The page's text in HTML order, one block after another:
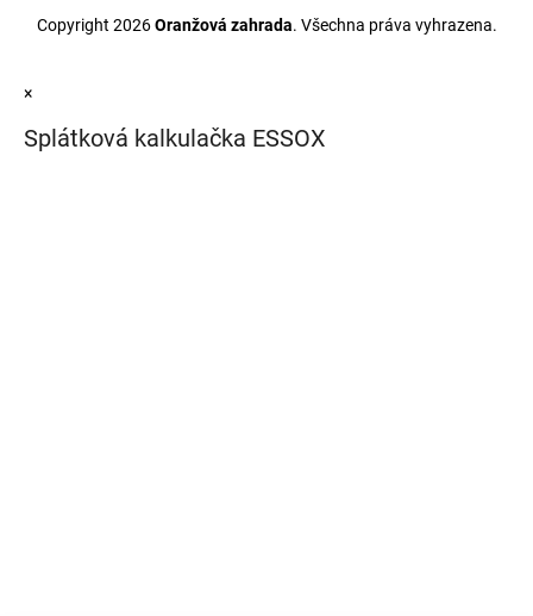
Copyright 2026Oranžová zahrada. Všechna práva vyhrazena.
×
Splátková kalkulačka ESSOX